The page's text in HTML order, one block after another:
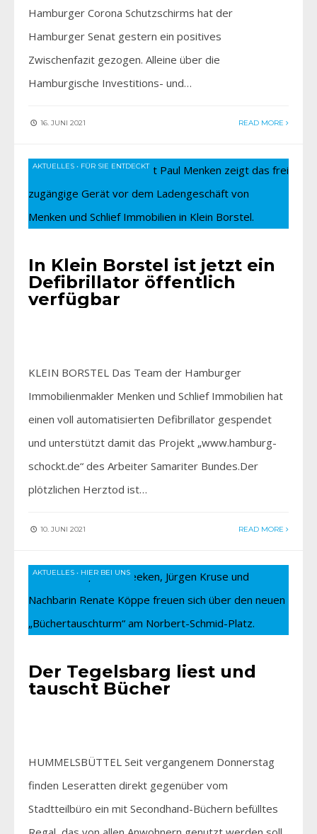
Hamburger Corona Schutzschirms hat der
Hamburger Senat gestern ein positives
Zwischenfazit gezogen. Alleine über die
Hamburgische Investitions- und…
16. JUNI 2021 READ MORE
AKTUELLES • FÜR SIE ENTDECKT
In Klein Borstel ist jetzt ein
Defibrillator öffentlich
verfügbar
KLEIN BORSTEL Das Team der Hamburger
Immobilienmakler Menken und Schlief Immobilien hat
einen voll automatisierten Defibrillator gespendet
und unterstützt damit das Projekt „www.hamburg-
schockt.de“ des Arbeiter Samariter Bundes.Der
plötzlichen Herztod ist…
10. JUNI 2021 READ MORE
AKTUELLES • HIER BEI UNS
Der Tegelsbarg liest und
tauscht Bücher
HUMMELSBÜTTEL Seit vergangenem Donnerstag
finden Leseratten direkt gegenüber vom
Stadtteilbüro ein mit Secondhand-Büchern befülltes